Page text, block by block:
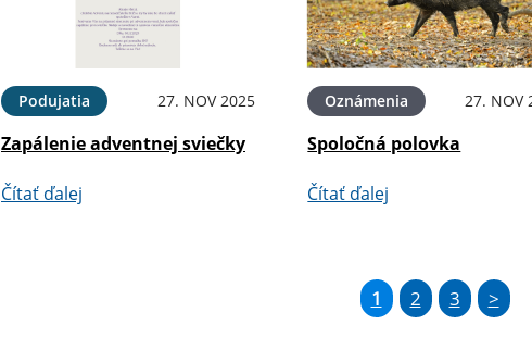
Podujatia 27. NOV 2025
Zapálenie adventnej sviečky
Čítať ďalej
Oznámenia 27. NOV
Spoločná polovka
Čítať ďalej
1 2 3 >